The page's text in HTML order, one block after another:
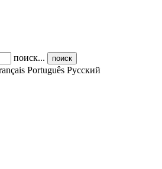
поиск... поиск
Português Pусский